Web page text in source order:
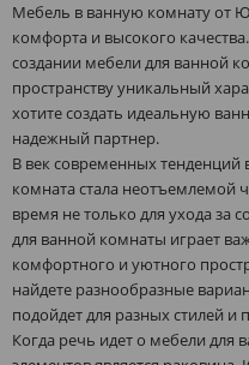
Мебель в ванную комнату от
комфорта и высокого
создании мебели для ванной
пространству уникальный
хотите создать идеальную
надежный партнер.
В век современных тенденций
комната стала неотъемлемой
время не только для ухода за
для ванной комнаты играет
комфортного и уютного
найдете разнообразные
подойдет для разных стилей и
Когда речь идет о мебели